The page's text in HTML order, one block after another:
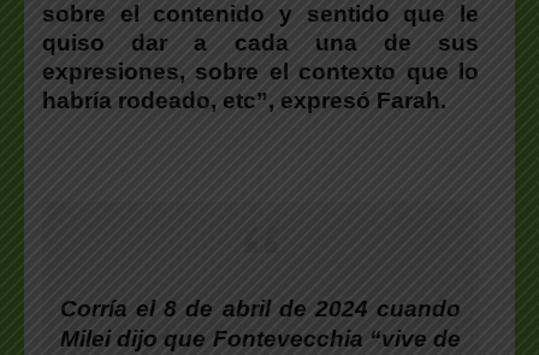
sobre el contenido y sentido que le
quiso dar a cada una de sus
expresiones, sobre el contexto que lo
habría rodeado, etc”, expresó Farah.
Corría el 8 de abril de 2024 cuando
Milei dijo que Fontevecchia “vive de